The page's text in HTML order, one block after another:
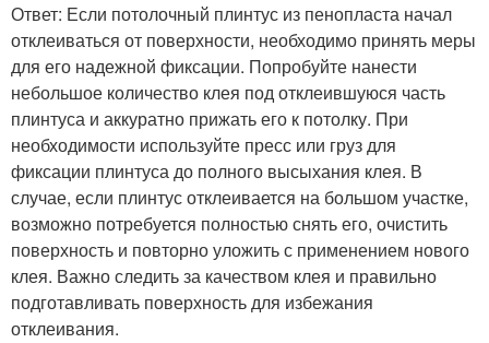
Ответ: Если потолочный плинтус из пенопласта начал
отклеиваться от поверхности, необходимо принять меры
для его надежной фиксации. Попробуйте нанести
небольшое количество клея под отклеившуюся часть
плинтуса и аккуратно прижать его к потолку. При
необходимости используйте пресс или груз для
фиксации плинтуса до полного высыхания клея. В
случае, если плинтус отклеивается на большом участке,
возможно потребуется полностью снять его, очистить
поверхность и повторно уложить с применением нового
клея. Важно следить за качеством клея и правильно
подготавливать поверхность для избежания
отклеивания.